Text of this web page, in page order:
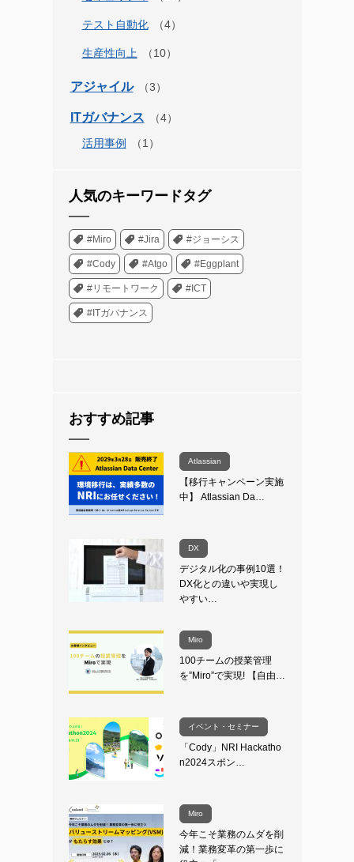
テスト自動化
生産性向上
アジャイル
ITガバナンス
活用事例
人気のキーワードタグ
#Miro #Jira #ジョーシス
#Cody #Atgo #Eggplant
#リモートワーク #ICT
#ITガバナンス
おすすめ記事
Atlassian
【移行キャンペーン実施
中】 Atlassian Da…
DX
デジタル化の事例10選！
DX化との違いや実現し
やすい…
Miro
100チームの授業管理
を”Miro”で実現! 【自由…
イベント・セミナー
「Cody」NRI Hackatho
n2024スポン…
Miro
今年こそ業務のムダを削
減！業務変革の第一歩に